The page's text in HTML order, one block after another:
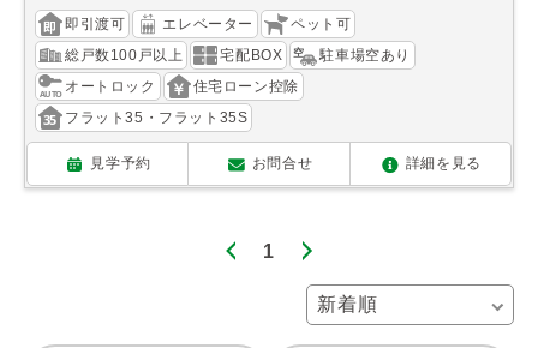
即引渡可 エレベーター
ペット可
総戸数100戸以上
宅配BOX
駐車場空あり
オートロック
住宅ローン控除
フラット35・フラット35S
見学予約 お問合せ 詳細を見る
1